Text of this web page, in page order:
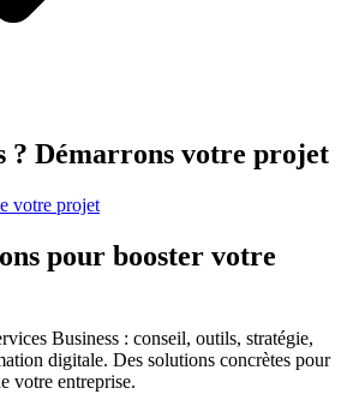
? Démarrons votre projet
votre projet
pour booster votre
Business : conseil, outils, stratégie,
digitale. Des solutions concrètes pour
votre entreprise.